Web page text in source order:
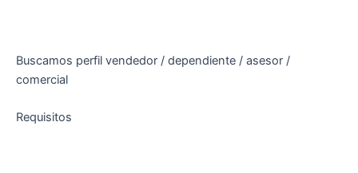
Buscamos perfil vendedor / dependiente / asesor /
comercial
Requisitos